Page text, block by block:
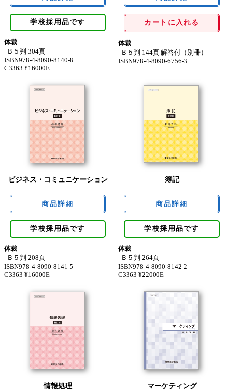
学校採用品です
体裁
Ｂ５判 304頁
ISBN978-4-8090-8140-8
C3363 ¥16000E
カートに入れる
体裁
Ｂ５判 144頁 解答付（別冊）
ISBN978-4-8090-6756-3
ビジネス・コミュニケーション
学校採用品です
体裁
Ｂ５判 208頁
ISBN978-4-8090-8141-5
C3363 ¥16000E
簿記
学校採用品です
体裁
Ｂ５判 264頁
ISBN978-4-8090-8142-2
C3363 ¥22000E
情報処理 マーケティング